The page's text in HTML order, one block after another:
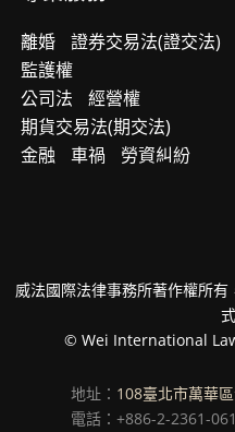
離婚
證券交易法(證交法)
監護權
公司法
經營權
期貨交易法(期交法)
金融
車禍 勞資糾紛
威法國際法律事務所著作權所
© Wei International
地址： 108臺北市萬華
電話：+886-2-2361-